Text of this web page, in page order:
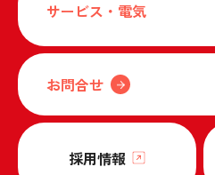
サービス・電気
お問合せ
採用情報